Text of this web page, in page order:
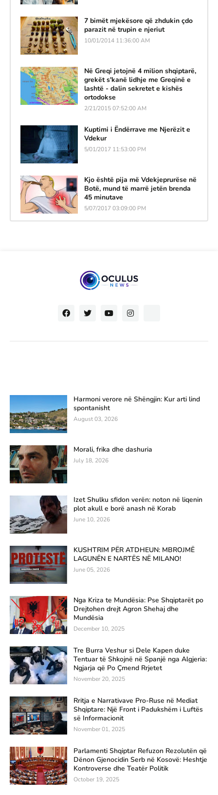
7 bimët mjekësore që zhdukin çdo
parazit në trupin e njeriut
10/01/2014 11:36:00 AM
Në Greqi jetojnë 4 milion shqiptarë,
grekët s'kanë lidhje me Greqinë e
lashtë - dalin sekretet e kishës
ortodokse
2/21/2015 07:52:00 AM
Kuptimi i Ëndërrave me Njerëzit e
Vdekur
5/01/2017 11:53:00 PM
Kjo është pija më Vdekjeprurëse në
Botë, mund të marrë jetën brenda
45 minutave
5/07/2017 03:09:00 PM
Harmoni verore në Shëngjin: Kur arti lind
spontanisht
August 03, 2026
Morali, frika dhe dashuria
July 18, 2026
Izet Shulku sfidon verën: noton në liqenin
plot akull e borë anash në Korab
June 10, 2026
KUSHTRIM PËR ATDHEUN: MBROJMË
LAGUNËN E NARTËS NË MILANO!
June 05, 2026
Nga Kriza te Mundësia: Pse Shqiptarët po
Drejtohen drejt Agron Shehaj dhe
Mundësia
December 10, 2025
Tre Burra Veshur si Dele Kapen duke
Tentuar të Shkojnë në Spanjë nga Algjeria:
Ngjarja që Po Çmend Rrjetet
November 20, 2025
Rritja e Narrativave Pro-Ruse në Mediat
Shqiptare: Një Front i Padukshëm i Luftës
së Informacionit
November 01, 2025
Parlamenti Shqiptar Refuzon Rezolutën që
Dënon Gjenocidin Serb në Kosovë: Heshtje
Kontroverse dhe Teatër Politik
October 19, 2025